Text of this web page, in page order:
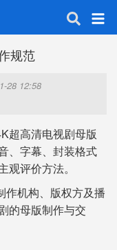
规范
28 12:58
超高清电视剧母版
、字幕、封装格式
评价方法。
作机构、版权方及播
的母版制作与交